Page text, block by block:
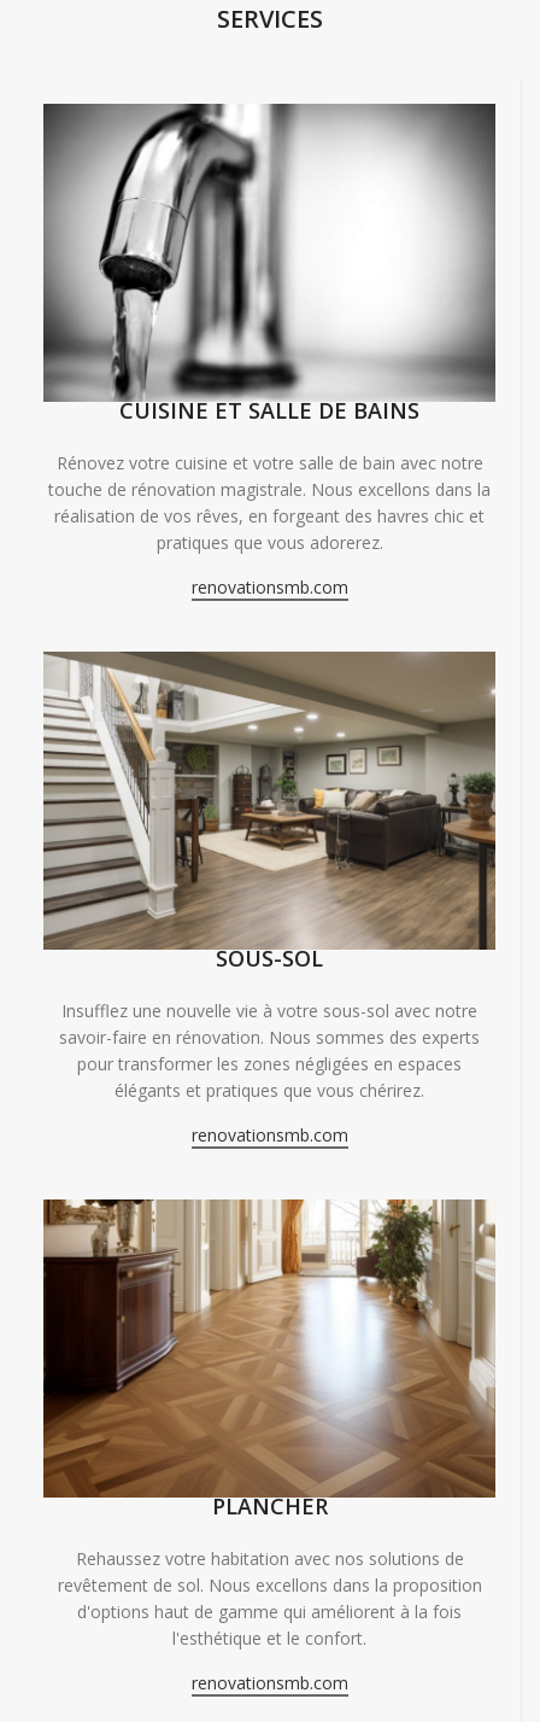
SERVICES
CUISINE ET SALLE DE BAINS
Rénovez votre cuisine et votre salle de bain avec notre
touche de rénovation magistrale. Nous excellons dans la
réalisation de vos rêves, en forgeant des havres chic et
pratiques que vous adorerez.
renovationsmb.com
SOUS-SOL
Insufflez une nouvelle vie à votre sous-sol avec notre
savoir-faire en rénovation. Nous sommes des experts
pour transformer les zones négligées en espaces
élégants et pratiques que vous chérirez.
renovationsmb.com
PLANCHER
Rehaussez votre habitation avec nos solutions de
revêtement de sol. Nous excellons dans la proposition
d'options haut de gamme qui améliorent à la fois
l'esthétique et le confort.
renovationsmb.com